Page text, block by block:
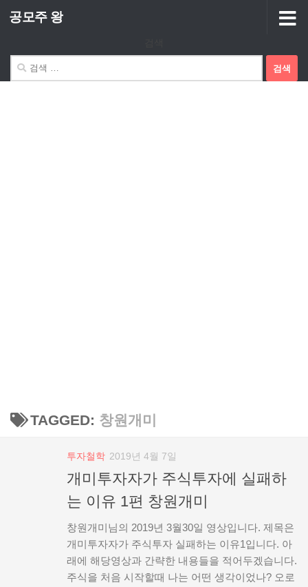
Skip to content
공모주 왕
색:
TAGGED: 창원개미
투자철학 2019년 4월 7일
개미투자자가 주식투자에 실패하
는 이유 1편 창원개미
창원개미님의 2019년 3월30일 영상입니다. 제목은
개미투자자가 주식투자 실패하는 이유1입니다. 아
래에 해당영상과 간략한 내용들을 적어두겠습니다.
주식을 처음 시작할때 나는 어떤 생각이었나? 오로